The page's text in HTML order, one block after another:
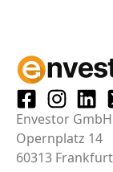
Envestor GmbH
Opernplatz 14
60313